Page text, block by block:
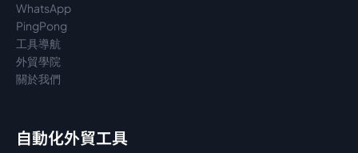
WhatsApp
PingPong
工具導航
外貿學院
關於我們
自動化外貿工具